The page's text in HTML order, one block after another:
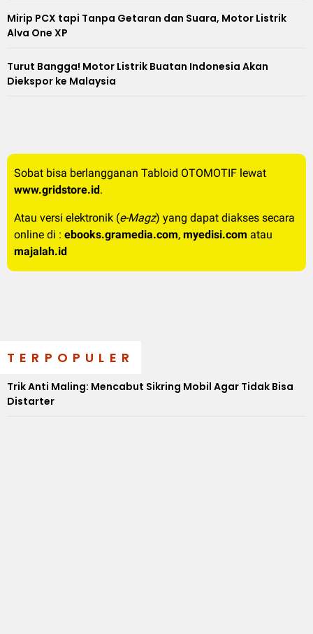
Mirip PCX tapi Tanpa Getaran dan Suara, Motor Listrik
Alva One XP
Turut Bangga! Motor Listrik Buatan Indonesia Akan
Diekspor ke Malaysia
Sobat bisa berlangganan Tabloid OTOMOTIF lewat
www.gridstore.id.
Atau versi elektronik (e-Magz) yang dapat diakses secara
online di : ebooks.gramedia.com, myedisi.com atau
majalah.id
TERPOPULER
Trik Anti Maling: Mencabut Sikring Mobil Agar Tidak Bisa
Distarter